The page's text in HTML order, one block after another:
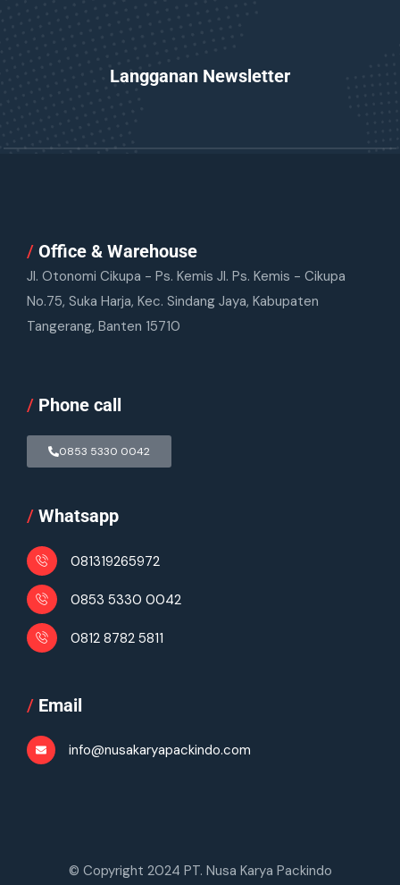
Langganan Newsletter
/ Office & Warehouse
Jl. Otonomi Cikupa - Ps. Kemis Jl. Ps. Kemis - Cikupa
No.75, Suka Harja, Kec. Sindang Jaya, Kabupaten
Tangerang, Banten 15710
/ Phone call
0853 5330 0042
/ Whatsapp
081319265972
0853 5330 0042
0812 8782 5811
/ Email
info@nusakaryapackindo.com
© Copyright 2024 PT. Nusa Karya Packindo